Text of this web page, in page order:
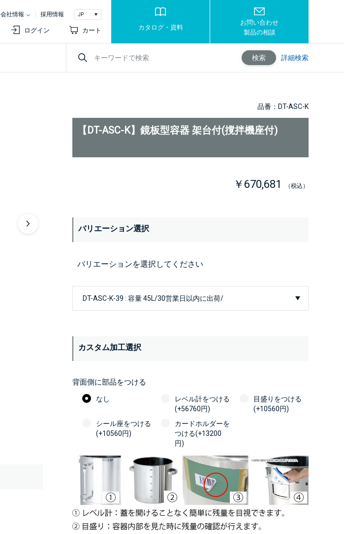
会社情報 採用情報
ログイン カート カタログ・資料
お問い合わせ
製品の相談
検索 詳細検索
品番：DT-ASC-K
【DT-ASC-K】鏡板型容器 架台付(撹拌機座付)
￥670,681 （税込）
バリエーション選択
バリエーションを選択してください
カスタム加工選択
背面側に部品をつける
なし
レベル計をつける
(+56760円)
目盛りをつける
(+10560円)
シール座をつける
(+10560円)
カードホルダーを
つける(+13200
円)